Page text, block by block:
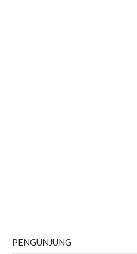
PENGUNJUNG